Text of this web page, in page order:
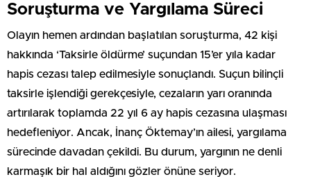
Soruşturma ve Yargılama Süreci
Olayın hemen ardından başlatılan soruşturma, 42 kişi
hakkında ‘Taksirle öldürme’ suçundan 15’er yıla kadar
hapis cezası talep edilmesiyle sonuçlandı. Suçun bilinçli
taksirle işlendiği gerekçesiyle, cezaların yarı oranında
artırılarak toplamda 22 yıl 6 ay hapis cezasına ulaşması
hedefleniyor. Ancak, İnanç Öktemay’ın ailesi, yargılama
sürecinde davadan çekildi. Bu durum, yargının ne denli
karmaşık bir hal aldığını gözler önüne seriyor.